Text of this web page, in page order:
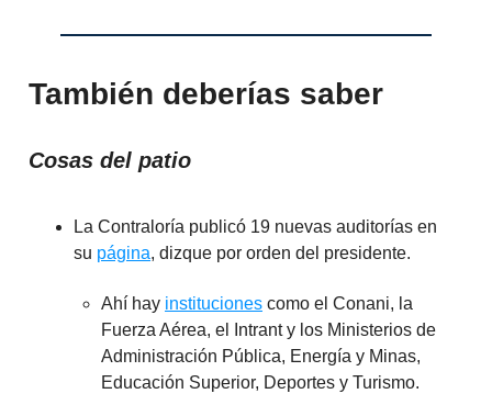
También deberías saber
Cosas del patio
La Contraloría publicó 19 nuevas auditorías en
su página, dizque por orden del presidente.
Ahí hay instituciones como el Conani, la
Fuerza Aérea, el Intrant y los Ministerios de
Administración Pública, Energía y Minas,
Educación Superior, Deportes y Turismo.